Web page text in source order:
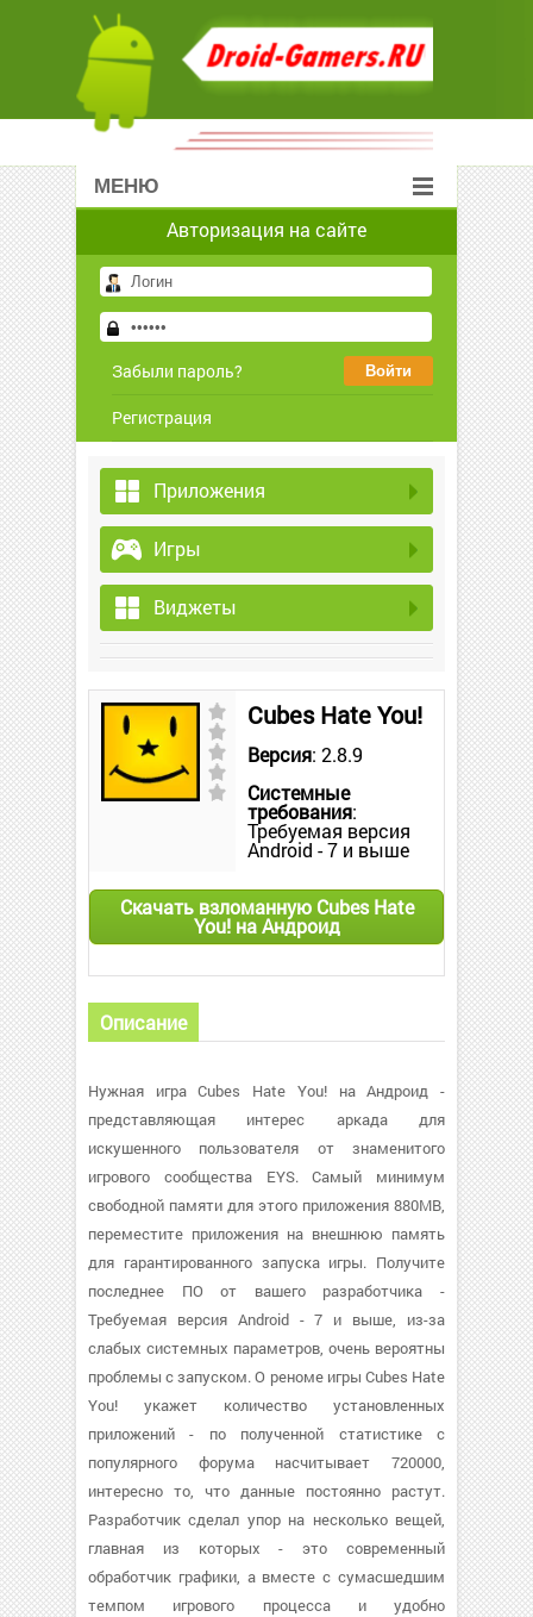
МЕНЮ
Авторизация на сайте
Забыли пароль?
Регистрация
Приложения
Игры
Виджеты
Cubes Hate You!
Версия: 2.8.9
Системные
требования:
Требуемая версия
Android - 7 и выше
Скачать взломанную Cubes Hate
You! на Андроид
Описание
Нужная игра Cubes Hate You! на Андроид -
представляющая интерес аркада для
искушенного пользователя от знаменитого
игрового сообщества EYS. Самый минимум
свободной памяти для этого приложения 880MB,
переместите приложения на внешнюю память
для гарантированного запуска игры. Получите
последнее ПО от вашего разработчика -
Требуемая версия Android - 7 и выше, из-за
слабых системных параметров, очень вероятны
проблемы с запуском. О реноме игры Cubes Hate
You! укажет количество установленных
приложений - по полученной статистике с
популярного форума насчитывает 720000,
интересно то, что данные постоянно растут.
Разработчик сделал упор на несколько вещей,
главная из которых - это современный
обработчик графики, а вместе с сумасшедшим
темпом игрового процесса и удобно